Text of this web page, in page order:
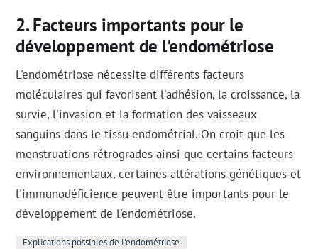
Facteurs importants pour le
développement de l'endométriose
L'endométriose nécessite différents facteurs
moléculaires qui favorisent l'adhésion, la croissance, la
survie, l'invasion et la formation des vaisseaux
sanguins dans le tissu endométrial. On croit que les
menstruations rétrogrades ainsi que certains facteurs
environnementaux, certaines altérations génétiques et
l'immunodéficience peuvent être importants pour le
développement de l'endométriose.
Explications possibles de l'endométriose